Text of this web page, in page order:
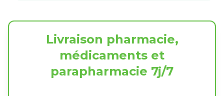
Livraison pharmacie,
médicaments et
parapharmacie 7j/7